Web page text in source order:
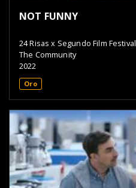
NOT FUNNY
24 Risas x Segundo Film Festival
The Community
2022
Oro